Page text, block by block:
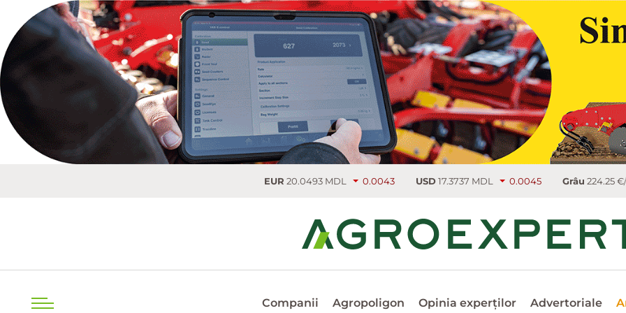
20.0493 MDL 0.0043 USD17.3737 MDL 0.0045 Grâu224.25 €/т 3.75
Companii Agropoligon Opinia experților Advertoriale